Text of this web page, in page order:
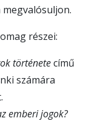
részei:
történetecímű
számára
emberi jogok?